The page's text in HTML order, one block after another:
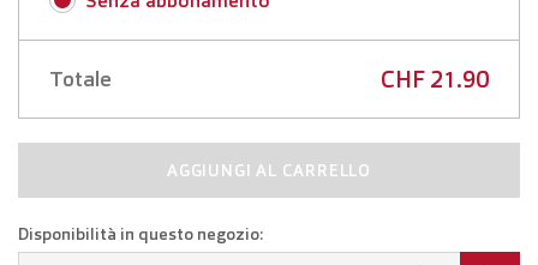
Prima data di consegna:
Totale CHF 21.90
AGGIUNGI AL CARRELLO
Disponibilità in questo negozio: